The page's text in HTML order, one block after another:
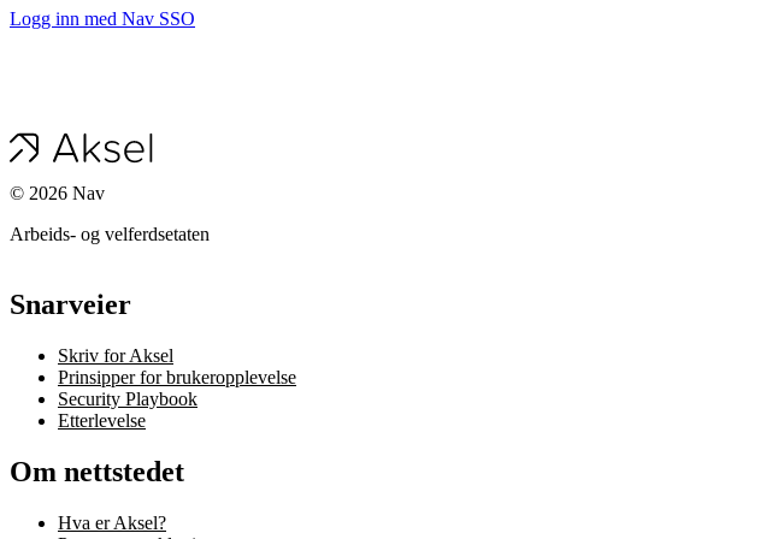
Logg inn med Nav SSO
© 2026 Nav
Arbeids- og velferdsetaten
Snarveier
Skriv for Aksel
Prinsipper for brukeropplevelse
Security Playbook
Etterlevelse
Om nettstedet
Hva er Aksel?